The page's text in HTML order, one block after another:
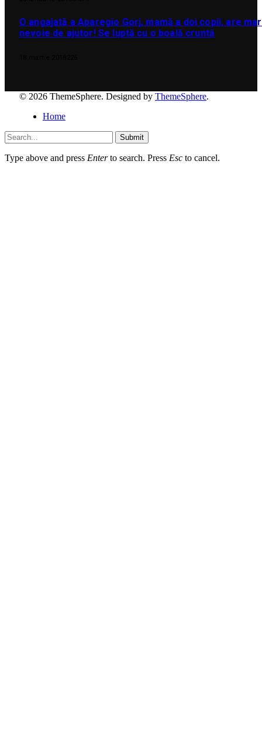
O angajată a Aparegio Gorj, mamă a doi copii, are
nevoie de ajutor! Se luptă cu o boală cruntă
© 2026 ThemeSphere. Designed by ThemeSphere.
Home
Submit
Type above and press Enterto search. Press Esc to cancel.